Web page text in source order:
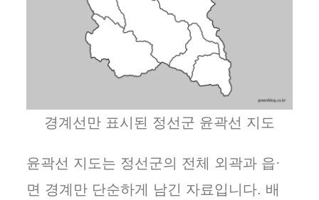
경계선만 표시된 정선군 윤곽선 지도
윤곽선 지도는 정선군의 전체 외곽과 읍·
면 경계만 단순하게 남긴 자료입니다. 배